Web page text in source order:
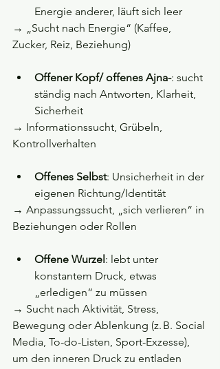
Energie anderer, läuft sich leer
→ „Sucht nach Energie“ (Kaffee,
Zucker, Reiz, Beziehung)
Offener Kopf/ offenes Ajna-: sucht
ständig nach Antworten, Klarheit,
Sicherheit
→ Informationssucht, Grübeln,
Kontrollverhalten
Offenes Selbst: Unsicherheit in der
eigenen Richtung/Identität
→ Anpassungssucht, „sich verlieren“ in
Beziehungen oder Rollen
Offene Wurzel : lebt unter
konstantem Druck, etwas
„erledigen“ zu müssen
→ Sucht nach Aktivität, Stress,
Bewegung oder Ablenkung (z. B. Social
Media, To-do-Listen, Sport-Exzesse),
um den inneren Druck zu entladen